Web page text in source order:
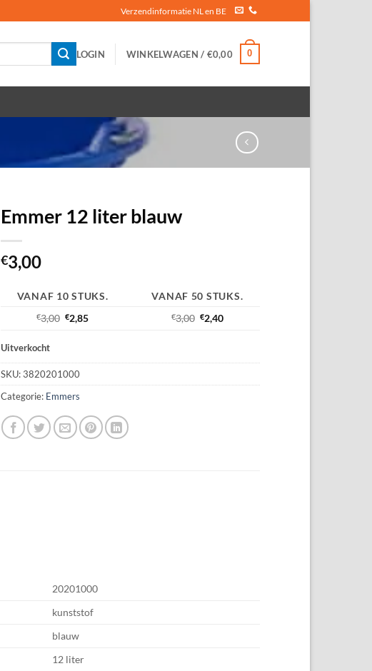
Verzendinformatie NL en BE
LOGIN WINKELWAGEN / €0,00 0
Emmer 12 liter blauw
€3,00
VANAF 10 STUKS. VANAF 50 STUKS.
€3,00 €2,85 €3,00 €2,40
Uitverkocht
SKU:3820201000
Categorie: Emmers
20201000
kunststof
blauw
12 liter